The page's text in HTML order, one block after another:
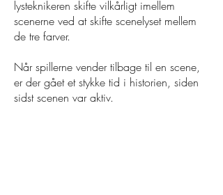
lysteknikeren skifte vilkårligt imellem
scenerne ved at skifte scenelyset mellem
de tre farver.
Når spillerne vender tilbage til en scene,
er der gået et stykke tid i historien, siden
sidst scenen var aktiv.